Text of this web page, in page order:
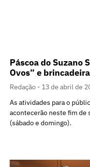
Páscoa do Suzano
Ovos” e
Redação
13 de abril de
As atividades para o
acontecerão neste fim de
(sábado e domingo).